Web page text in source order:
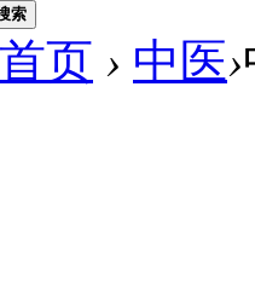
索
首页 › 中医›